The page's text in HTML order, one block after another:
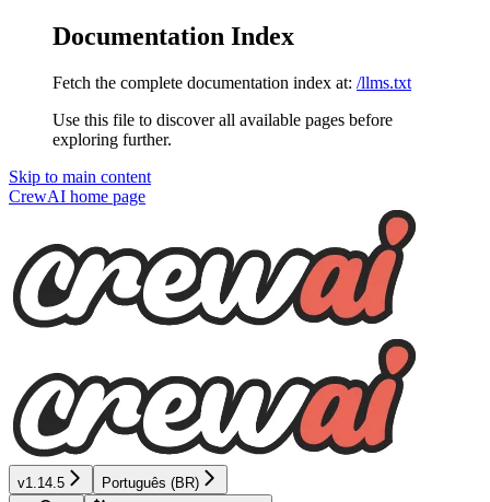
Documentation Index
Fetch the complete documentation index at: /llms.txt
Use this file to discover all available pages before
exploring further.
Skip to main content
CrewAI home page
v1.14.5 Português (BR)